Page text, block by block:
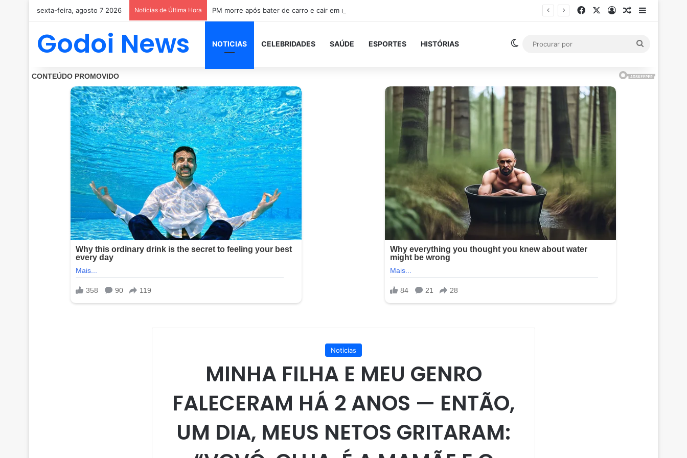
sexta-feira, agosto 7 2026 Notícias de Última Hora PM morre após bater de carro e cair em rio próximo à BR-101, em São Gonçalo (RJ) FacebookEntrarArtigoBarra
Godoi News NOTICIAS CELEBRIDADES SAÚDE ESPORTES HISTÓRIAS Switch skin
Noticias
MINHA FILHA E MEU GENRO
FALECERAM HÁ 2 ANOS — ENTÃO,
UM DIA, MEUS NETOS GRITARAM: